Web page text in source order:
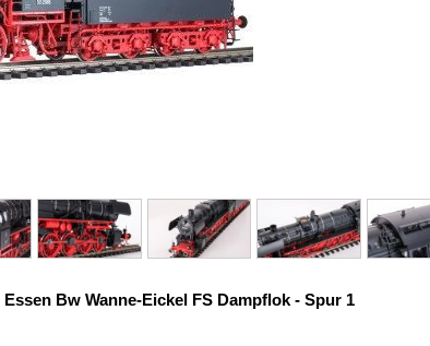
Bw Wanne-Eickel FS Dampflok - Spur 1